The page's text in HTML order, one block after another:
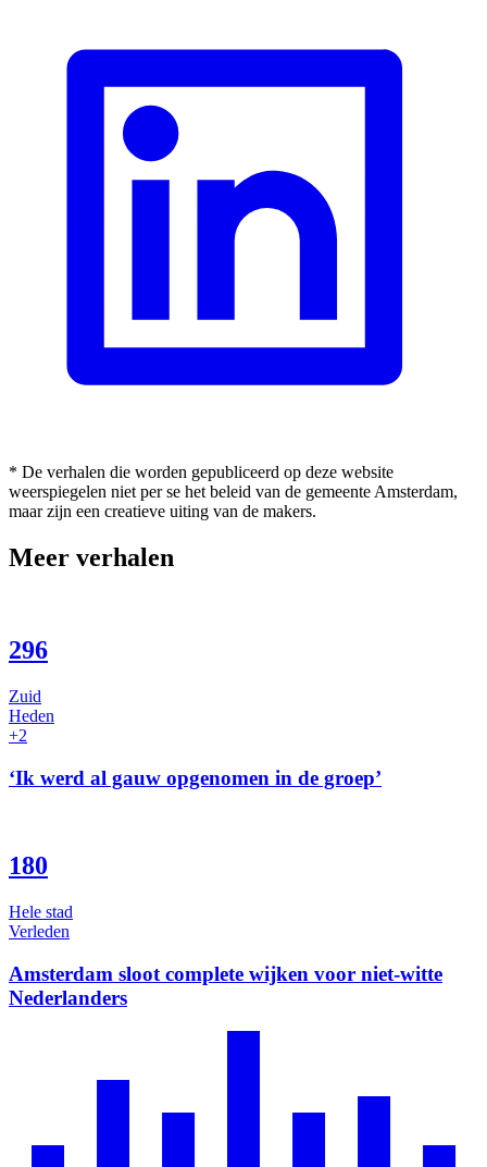
* De verhalen die worden gepubliceerd op deze website
weerspiegelen niet per se het beleid van de gemeente Amsterdam,
maar zijn een creatieve uiting van de makers.
Meer verhalen
296
Zuid
Heden
+2
‘Ik werd al gauw opgenomen in de groep’
180
Hele stad
Verleden
Amsterdam sloot complete wijken voor niet-witte
Nederlanders